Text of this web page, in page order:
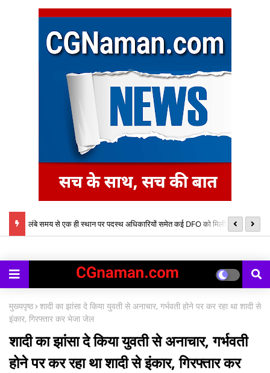
जिम्मेदारी, तबादला आदेश जारी
बेटे ने की बाप की हत्या, आरोपी बेटा गिरफ्तार, भेजा जेल, मामला थाना तपकरा अन्तर्गत
मुख्यपृष्ठ शादी का झांसा दे किया युवती से अनाचार, गर्भवती होने पर कर रहा था शादी से
इंकार, गिरफ्तार कर भेजा जेल
शादी का झांसा दे किया युवती से अनाचार, गर्भवती
होने पर कर रहा था शादी से इंकार, गिरफ्तार कर